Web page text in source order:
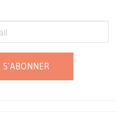
S'ABONNER